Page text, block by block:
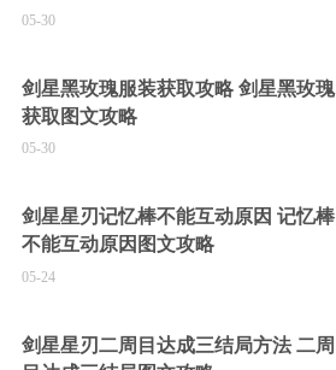
05-30
剑星黑玫瑰服装获取攻略 剑星黑玫瑰
获取图文攻略
05-30
剑星星刃记忆棒不能互动原因 记忆棒
不能互动原因图文攻略
05-24
剑星星刃二周目达成三结局方法 二周